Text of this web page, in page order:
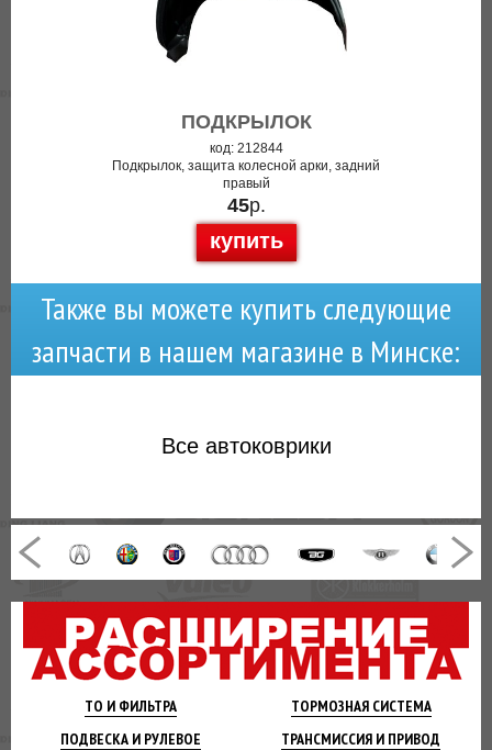
ТО И ФИЛЬТРА ТОРМОЗНАЯСИСТЕМА
ПОДВЕСКА И РУЛЕВОЕ ТРАНСМИССИЯ И ПРИВОД
ПОДКРЫЛОК
код: 212844
Подкрылок, защита колесной арки, задний
правый
45р.
купить
Также вы можете купить следующие
запчасти в нашем магазине в Минске:
Все автоковрики